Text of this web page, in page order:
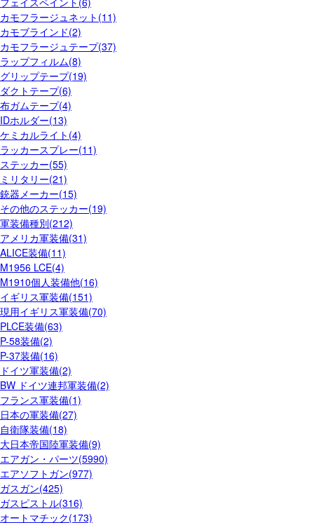
カモフラージュネット(11)
カモブラインド(2)
カモフラージュテープ(37)
ラップフィルム(8)
グリップテープ(19)
ダクトテープ(6)
布ガムテープ(4)
IDホルダー(13)
ケミカルライト(4)
ラッカースプレー(11)
ステッカー(55)
ミリタリー(21)
銃器メーカー(15)
その他のステッカー(19)
軍装備種別(212)
アメリカ軍装備(31)
ALICE装備(11)
M1956 LCE(4)
M1910個人装備他(16)
イギリス軍装備(151)
現用イギリス軍装備(70)
PLCE装備(63)
P-58装備(2)
P-37装備(16)
ドイツ軍装備(2)
BW ドイツ連邦軍装備(2)
フランス軍装備(1)
日本の軍装備(27)
自衛隊装備(18)
大日本帝国陸軍装備(9)
エアガン・パーツ(5990)
エアソフトガン(977)
ガスガン(425)
ガスピストル(316)
オートマチック(173)